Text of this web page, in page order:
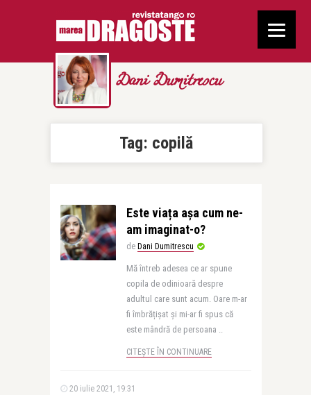
Dani Dumitrescu
Tag: copilă
Este viața așa cum ne-
am imaginat-o?
de Dani Dumitrescu
Mă întreb adesea ce ar spune
copila de odinioară despre
adultul care sunt acum. Oare m-ar
fi îmbrățișat și mi-ar fi spus că
este mândră de persoana ..
CITEȘTE ÎN CONTINUARE
20 iulie 2021, 19:31